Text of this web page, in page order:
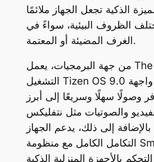
الذكية تجعل الجهاز ملائمًا
الظروف البيئية، سواءً في
الغرف المضيئة أو المعتمة.
من جهة البرمجيات، يعمل The Premiere 5 بنظام
التشغيل Tizen OS 9.0 مع واجهة One UI
وصولًا سهلًا وسريعًا إلى أبرز
والصوتيات مثل نتفليكس
إلى ذلك، يدعم الجهاز
التكامل الكامل مع منظومة SmartThings، ما يتيح
بالأجهزة المنزلية الذكية